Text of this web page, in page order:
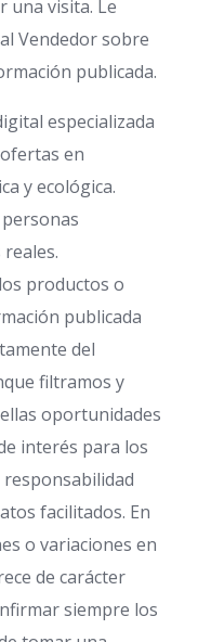
una visita. Le
Vendedor sobre
publicada.
especializada
en
y ecológica.
productos o
publicada
del
filtramos y
oportunidades
interés para los
facilitados. En
o variaciones en
de carácter
siempre los